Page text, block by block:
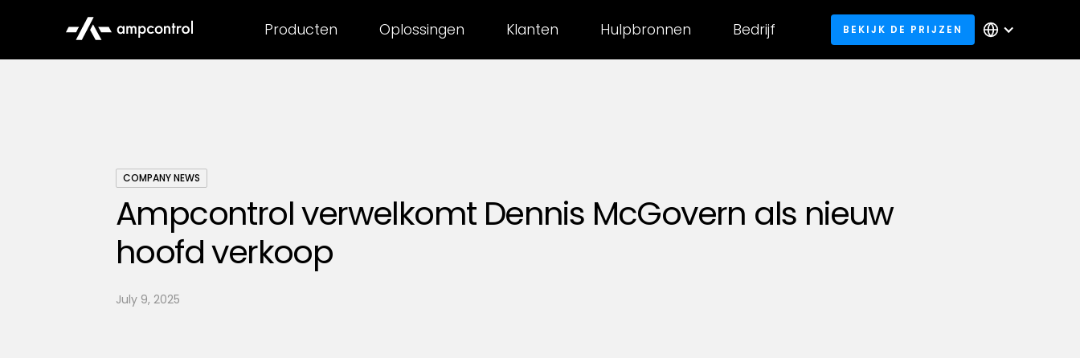
Producten Oplossingen Klanten Hulpbronnen Bedrijf BEKIJK DE PRIJZEN
COMPANY NEWS
Ampcontrol verwelkomt Dennis McGovern als nieuw
hoofd verkoop
July 9, 2025